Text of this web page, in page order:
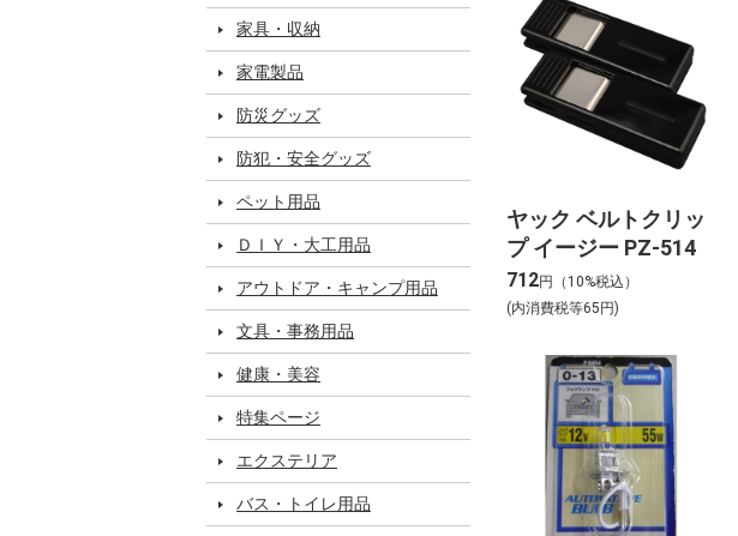
家具・収納
家電製品
防災グッズ
防犯・安全グッズ
ペット用品
ＤＩＹ・大工用品
アウトドア・キャンプ用品
文具・事務用品
健康・美容
特集ページ
エクステリア
バス・トイレ用品
ヤック ベルトクリッ
プ イージー PZ-514
712円（10%税込）
(内消費税等65円)